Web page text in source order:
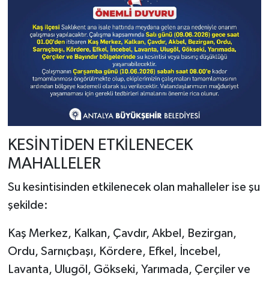
KESİNTİDEN ETKİLENECEK
MAHALLELER
Su kesintisinden etkilenecek olan mahalleler ise şu
şekilde:
Kaş Merkez, Kalkan, Çavdır, Akbel, Bezirgan,
Ordu, Sarnıçbaşı, Kördere, Efkel, İncebel,
Lavanta, Ulugöl, Gökseki, Yarımada, Çerçiler ve